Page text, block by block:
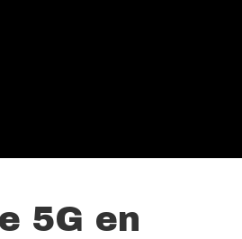
5G en